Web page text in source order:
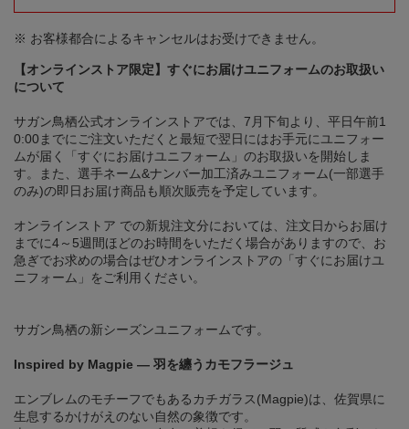
※ お客様都合によるキャンセルはお受けできません。
【オンラインストア限定】すぐにお届けユニフォームのお取扱い
について
サガン鳥栖公式オンラインストアでは、7月下旬より、平日午前1
0:00までにご注文いただくと最短で翌日にはお手元にユニフォー
ムが届く「すぐにお届けユニフォーム」のお取扱いを開始しま
す。また、選手ネーム&ナンバー加工済みユニフォーム(一部選手
のみ)の即日お届け商品も順次販売を予定しています。
オンラインストア での新規注文分においては、注文日からお届け
までに4～5週間ほどのお時間をいただく場合がありますので、お
急ぎでお求めの場合はぜひオンラインストアの「すぐにお届けユ
ニフォーム」をご利用ください。
サガン鳥栖の新シーズンユニフォームです。
Inspired by Magpie ― 羽を纏うカモフラージュ
エンブレムのモチーフでもあるカチガラス(Magpie)は、佐賀県に
生息するかけがえのない自然の象徴です。